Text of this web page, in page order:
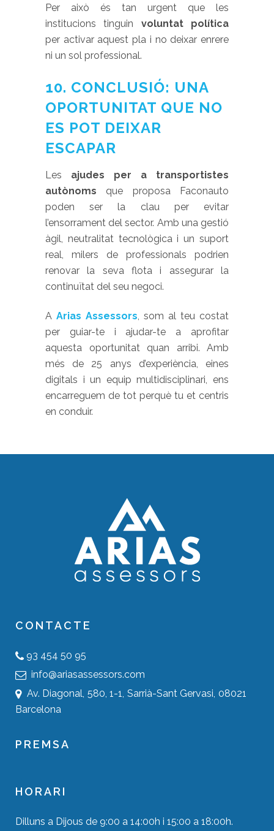
Per això és tan urgent que les
institucions tinguin voluntat política
per activar aquest pla i no deixar enrere
ni un sol professional.
10. CONCLUSIÓ: UNA
OPORTUNITAT QUE NO
ES POT DEIXAR
ESCAPAR
Les ajudes per a transportistes
autònoms que proposa Faconauto
poden ser la clau per evitar
l’ensorrament del sector. Amb una gestió
àgil, neutralitat tecnològica i un suport
real, milers de professionals podrien
renovar la seva flota i assegurar la
continuïtat del seu negoci.
A Arias Assessors, som al teu costat
per guiar-te i ajudar-te a aprofitar
aquesta oportunitat quan arribi. Amb
més de 25 anys d’experiència, eines
digitals i un equip multidisciplinari, ens
encarreguem de tot perquè tu et centris
en conduir.
CONTACTE
93 454 50 95
info@ariasassessors.com
Av. Diagonal, 580, 1-1, Sarrià-Sant Gervasi, 08021
Barcelona
PREMSA
HORARI
Dilluns a Dijous de 9:00 a 14:00h i 15:00 a 18:00h.